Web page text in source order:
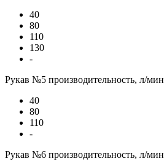
40
80
110
130
-
Рукав №5 производительность, л/мин
40
80
110
-
Рукав №6 производительность, л/мин